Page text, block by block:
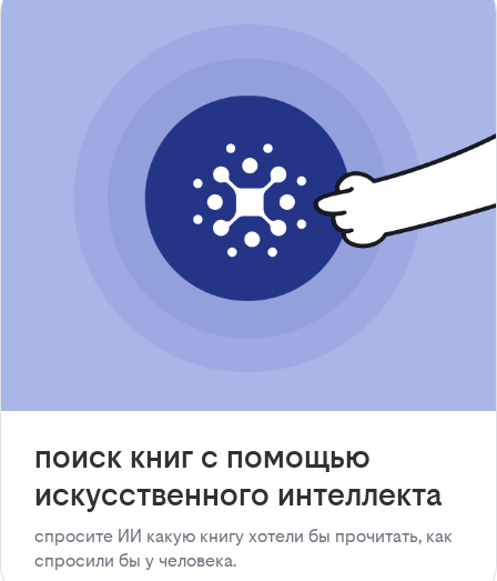
поиск книг с помощью
искусственного интеллекта
спросите ИИ какую книгу хотели бы прочитать, как
спросили бы у человека.